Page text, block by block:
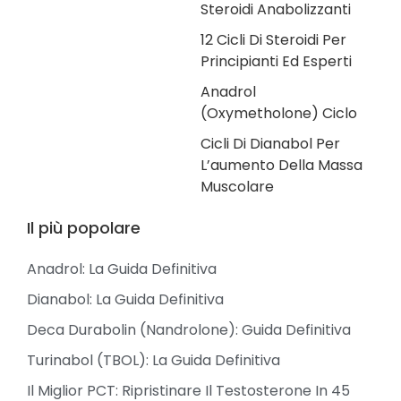
Steroidi Anabolizzanti
12 Cicli Di Steroidi Per
Principianti Ed Esperti
Anadrol
(Oxymetholone) Ciclo
Cicli Di Dianabol Per
L’aumento Della Massa
Muscolare
Il più popolare
Anadrol: La Guida Definitiva
Dianabol: La Guida Definitiva
Deca Durabolin (Nandrolone): Guida Definitiva
Turinabol (TBOL): La Guida Definitiva
Il Miglior PCT: Ripristinare Il Testosterone In 45